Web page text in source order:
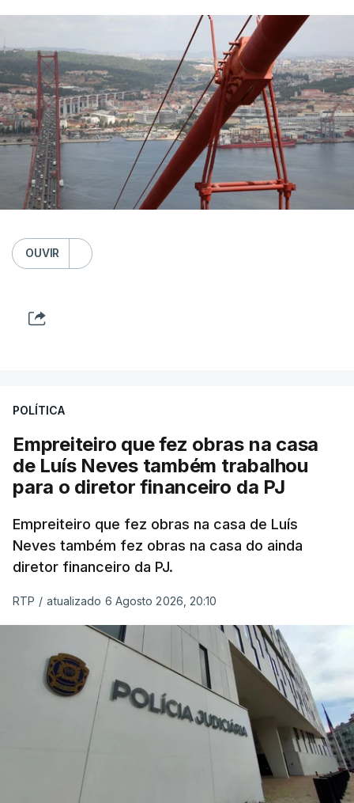
OUVIR
POLÍTICA
Empreiteiro que fez obras na casa
de Luís Neves também trabalhou
para o diretor financeiro da PJ
Empreiteiro que fez obras na casa de Luís
Neves também fez obras na casa do ainda
diretor financeiro da PJ.
RTP / atualizado 6 Agosto 2026, 20:10